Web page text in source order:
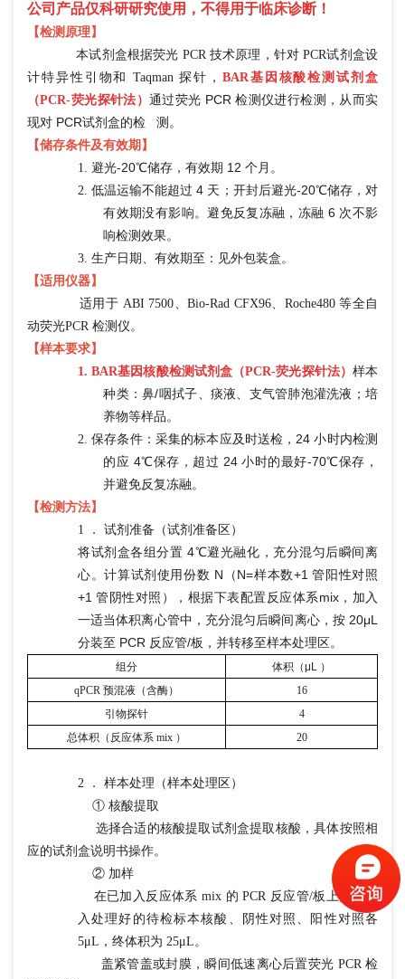
公司产品仅科研研究使用，不得用于临床诊断！
【检测原理】
本试剂盒根据荧光 PCR 技术原理，针对 PCR试剂盒设
计特异性引物和 Taqman 探针， BAR基因核酸检测试剂盒
（PCR-荧光探针法） 通过荧光 PCR 检测仪进行检测，从而实
现对 PCR试剂盒的检 测。
【储存条件及有效期】
1. 避光-20℃储存，有效期 12 个月。
2.低温运输不能超过 4 天；开封后避光-20℃储存，对
有效期没有影响。避免反复冻融，冻融 6 次不影
响检测效果。
3. 生产日期、有效期至：见外包装盒。
【适用仪器】
适用于 ABI 7500、Bio-Rad CFX96、Roche480 等全自
动荧光PCR 检测仪。
【样本要求】
1.BAR基因核酸检测试剂盒（PCR-荧光探针法） 样本
种类：鼻/咽拭子、痰液、支气管肺泡灌洗液；培
养物等样品。
2.保存条件：采集的标本应及时送检， 24 小时内检测
的应 4℃保存，超过 24 小时的最好-70℃保存，
并避免反复冻融。
【检测方法】
1 ． 试剂准备（试剂准备区）
将试剂盒各组分置 4℃避光融化，充分混匀后瞬间离
心。计算试剂使用份数 N（N=样本数+1 管阳性对照
+1 管阴性对照），根据下表配置反应体系mix，加入
一适当体积离心管中，充分混匀后瞬间离心，按 20μL
分装至 PCR 反应管/板，并转移至样本处理区。
组分 体积（μL ）
qPCR 预混液（含酶）
16
引物探针
4
总体积（反应体系 mix ） 20
2 ． 样本处理（样本处理区）
① 核酸提取
选择合适的核酸提取试剂盒提取核酸，具体按照相
应的试剂盒说明书操作。
② 加样
在已加入反应体系 mix 的 PCR 反应管/板上分别加
入处理好的待检标本核酸、阴性对照、阳性对照各
5μL，终体积为 25μL。
盖紧管盖或封膜，瞬间低速离心后置荧光 PCR 检